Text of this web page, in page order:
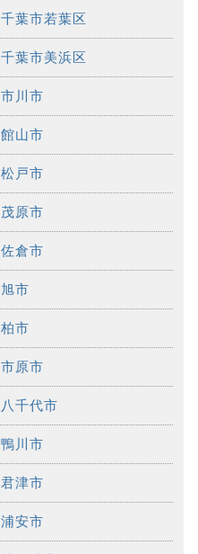
千葉市若葉区
千葉市美浜区
市川市
館山市
松戸市
茂原市
佐倉市
旭市
柏市
市原市
八千代市
鴨川市
君津市
浦安市